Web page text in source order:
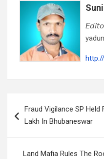
navigation
Fraud Vigilance SP
Lakh In Bhubaneswar
Land Mafia Rules The